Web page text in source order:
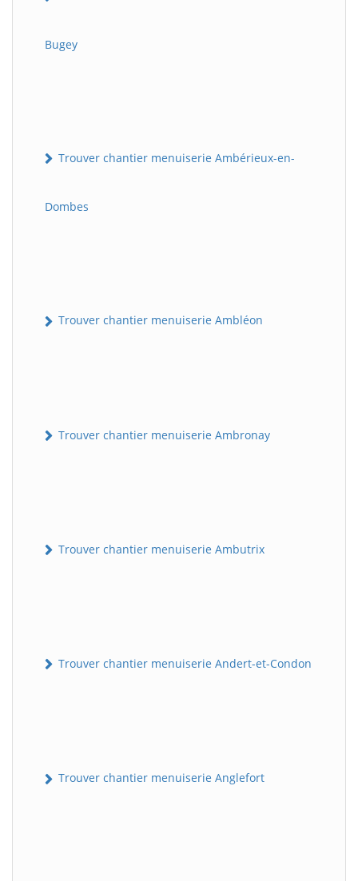
Bugey
Trouver chantier menuiserie Ambérieux-en-
Dombes
Trouver chantier menuiserie Ambléon
Trouver chantier menuiserie Ambronay
Trouver chantier menuiserie Ambutrix
Trouver chantier menuiserie Andert-et-Condon
Trouver chantier menuiserie Anglefort